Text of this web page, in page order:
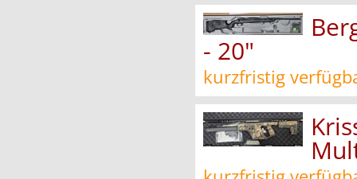
- 20"
kurzfristig